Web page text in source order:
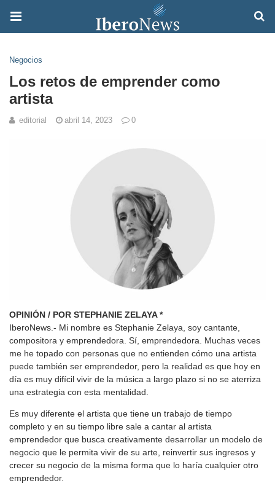
Negocios
Los retos de emprender como
artista
editorial abril 14, 2023 0
OPINIÓN / POR STEPHANIE ZELAYA *
IberoNews.- Mi nombre es Stephanie Zelaya, soy cantante,
compositora y emprendedora. Sí, emprendedora. Muchas veces
me he topado con personas que no entienden cómo una artista
puede también ser emprendedor, pero la realidad es que hoy en
día es muy difícil vivir de la música a largo plazo si no se aterriza
una estrategia con esta mentalidad.
Es muy diferente el artista que tiene un trabajo de tiempo
completo y en su tiempo libre sale a cantar al artista
emprendedor que busca creativamente desarrollar un modelo de
negocio que le permita vivir de su arte, reinvertir sus ingresos y
crecer su negocio de la misma forma que lo haría cualquier otro
emprendedor.